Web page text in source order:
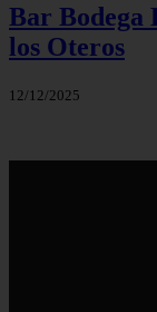
Bar Bodega
los Oteros
12/12/2025